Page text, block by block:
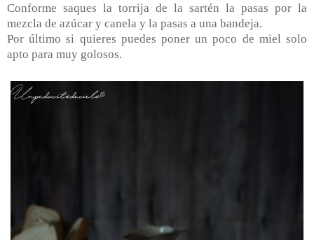
Conforme saques la torrija de la sartén la pasas por la
mezcla de azúcar y canela y la pasas a una bandeja.
Por último si quieres puedes poner un poco de miel solo
apto para muy golosos.